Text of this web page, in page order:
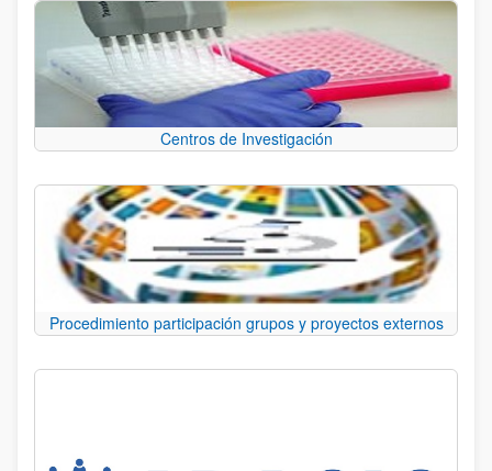
Centros de Investigación
Procedimiento participación grupos y proyectos externos